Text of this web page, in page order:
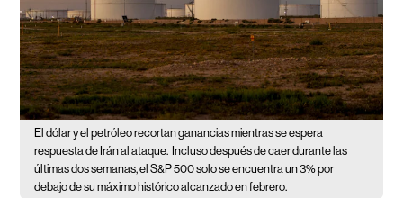
El dólar y el petróleo recortan ganancias mientras se espera
respuesta de Irán al ataque. Incluso después de caer durante las
últimas dos semanas, el S&P 500 solo se encuentra un 3% por
debajo de su máximo histórico alcanzado en febrero.